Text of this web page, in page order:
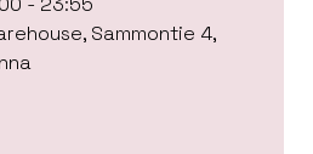
Sammontie 4,